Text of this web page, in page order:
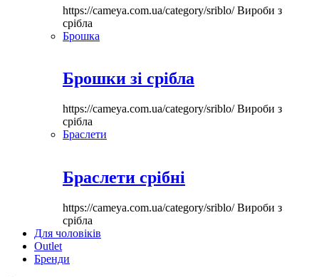
https://cameya.com.ua/category/sriblo/Вироби з
срібла
Брошка
Брошки зі срібла
https://cameya.com.ua/category/sriblo/Вироби з
срібла
Браслети
Браслети срібні
https://cameya.com.ua/category/sriblo/Вироби з
срібла
Для чоловіків
Outlet
Бренди